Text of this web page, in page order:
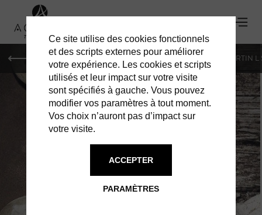
MONACO GENÈVE ST-MARTIN
OMEGA :
RAILMASTER
Ce site utilise des cookies fonctionnels
et des scripts externes pour améliorer
votre expérience. Les cookies et scripts
utilisés et leur impact sur votre visite
sont spécifiés à gauche. Vous pouvez
modifier vos paramètres à tout moment.
Vos choix n’auront pas d’impact sur
votre visite.
PARAMÈTRES
ACCEPTER